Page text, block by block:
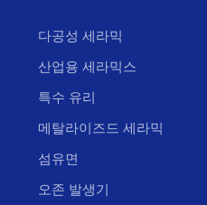
다공성 세라믹
산업용 세라믹스
특수 유리
메탈라이즈드 세라믹
섬유면
오존 발생기